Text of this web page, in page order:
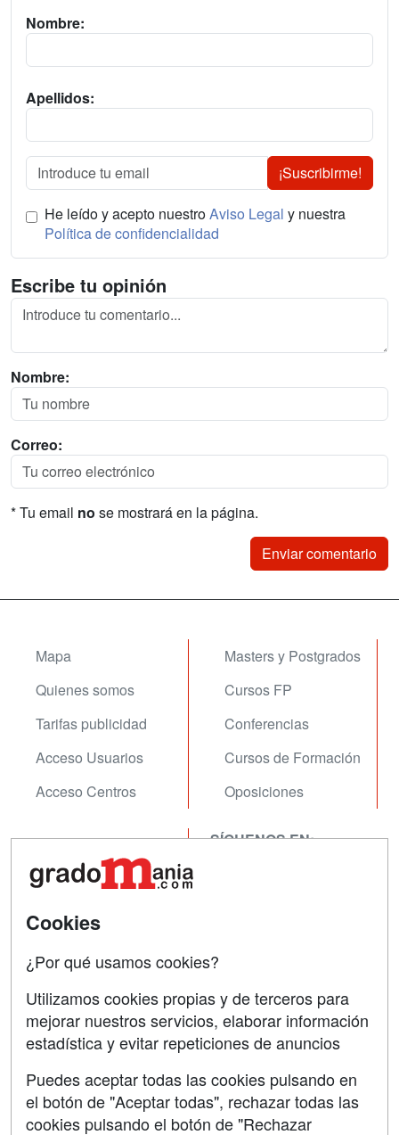
Nombre:
Apellidos:
¡Suscribirme!
He leído y acepto nuestroAviso Legal y nuestra
Política de confidencialidad
Escribe tu opinión
Nombre:
Correo:
* Tu email no se mostrará en la página.
Mapa
Quienes somos
Tarifas publicidad
Acceso Usuarios
Acceso Centros
Masters y Postgrados
Cursos FP
Conferencias
Cursos de Formación
Oposiciones
Contactar
Confidencialidad
Aviso legal
SÍGUENOS EN:
Grupo formazion:
Cookies
¿Por qué usamos cookies?
Utilizamos cookies propias y de terceros para
mejorar nuestros servicios, elaborar información
estadística y evitar repeticiones de anuncios
Puedes aceptar todas las cookies pulsando en
el botón de "Aceptar todas", rechazar todas las
cookies pulsando el botón de "Rechazar